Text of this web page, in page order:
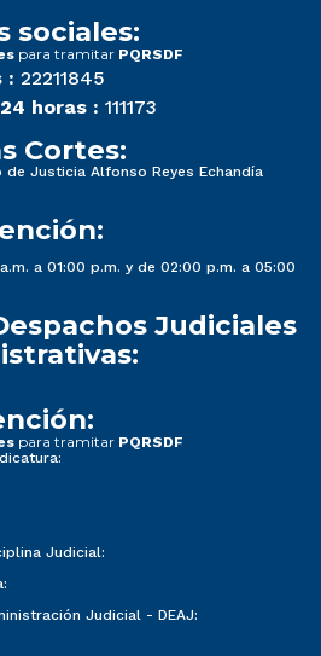
sociales:
para tramitar PQRSDF
: 22211845
horas : 111173
Cortes:
de Justicia Alfonso Reyes Echandía
a 01:00 p.m. y de 02:00 p.m. a 05:00
Judiciales
para tramitar PQRSDF
Judicial:
Judicial - DEAJ: